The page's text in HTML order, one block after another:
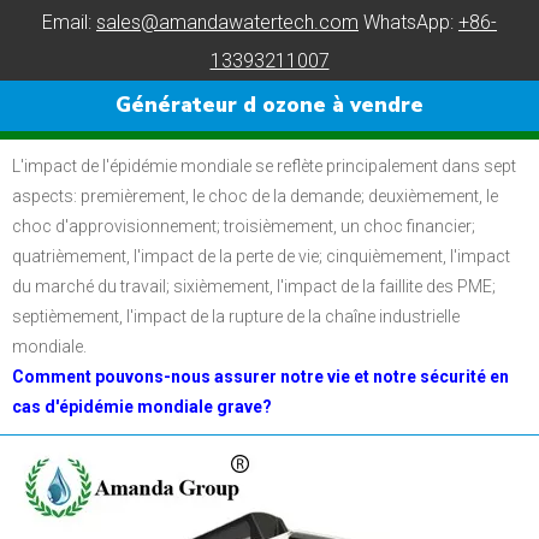
Email: sales@amandawatertech.com WhatsApp: +86-
13393211007
Générateur d ozone à vendre
L'impact de l'épidémie mondiale se reflète principalement dans sept
aspects: premièrement, le choc de la demande; deuxièmement, le
choc d'approvisionnement;troisièmement, un choc financier;
quatrièmement, l'impact de la perte de vie; cinquièmement, l'impact
du marché du travail; sixièmement, l'impact de la faillite des PME;
septièmement, l'impact de la rupture de la chaîne industrielle
mondiale.
Comment pouvons-nous assurer notre vie et notre sécurité en
cas d'épidémie mondiale grave?